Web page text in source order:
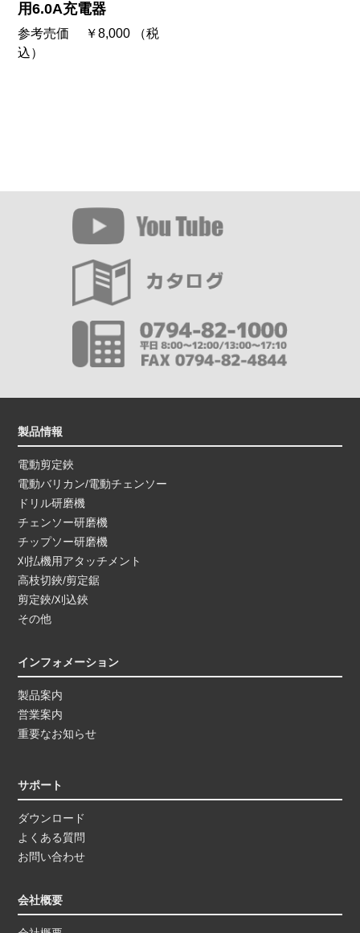
用6.0A充電器
参考売価 ￥8,000 （税
込）
製品情報
電動剪定鋏
電動バリカン/電動チェンソー
ドリル研磨機
チェンソー研磨機
チップソー研磨機
刈払機用アタッチメント
高枝切鋏/剪定鋸
剪定鋏/刈込鋏
その他
インフォメーション
製品案内
営業案内
重要なお知らせ
サポート
ダウンロード
よくある質問
お問い合わせ
会社概要